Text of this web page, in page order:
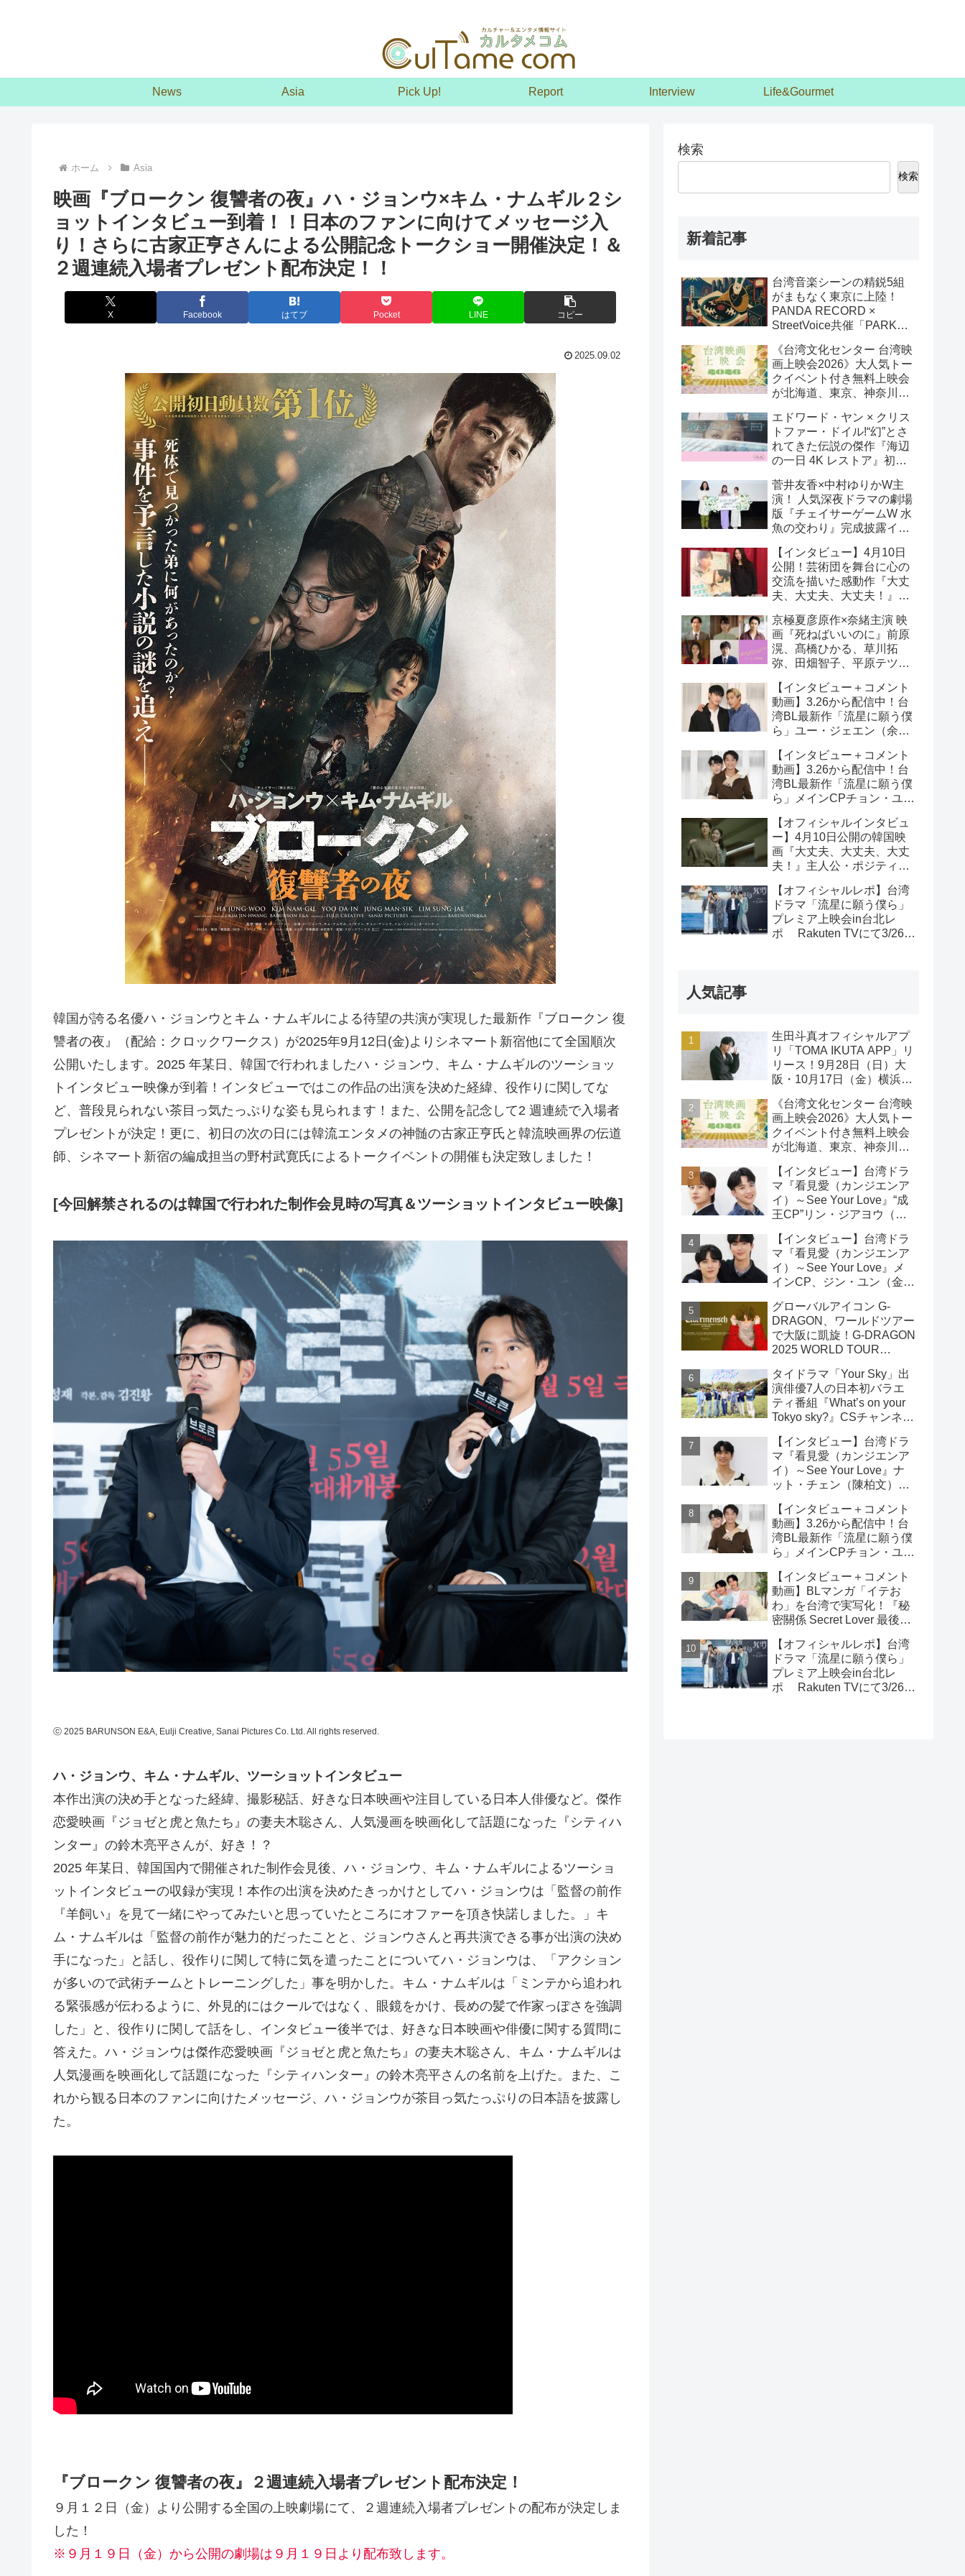
News Asia Pick Up! Report Interview Life&Gourmet
ホーム Asia
映画『ブロークン 復讐者の夜』ハ・ジョンウ×キム・ナムギル２シ
ョットインタビュー到着！！日本のファンに向けてメッセージ入
り！さらに古家正亨さんによる公開記念トークショー開催決定！＆
２週連続入場者プレゼント配布決定！！
X Facebook はてブ Pocket LINE コピー
2025.09.02
韓国が誇る名優ハ・ジョンウとキム・ナムギルによる待望の共演が実現した最新作『ブロークン 復
讐者の夜』（配給：クロックワークス）が2025年9月12日(金)よりシネマート新宿他にて全国順次
公開いたします。2025 年某日、韓国で行われましたハ・ジョンウ、キム・ナムギルのツーショッ
トインタビュー映像が到着！インタビューではこの作品の出演を決めた経緯、役作りに関してな
ど、普段見られない茶目っ気たっぷりな姿も見られます！また、公開を記念して2 週連続で入場者
プレゼントが決定！更に、初日の次の日には韓流エンタメの神髄の古家正亨氏と韓流映画界の伝道
師、シネマート新宿の編成担当の野村武寛氏によるトークイベントの開催も決定致しました！
[今回解禁されるのは韓国で行われた制作会見時の写真＆ツーショットインタビュー映像]
ⓒ 2025 BARUNSON E&A, Eulji Creative, Sanai Pictures Co. Ltd. All rights reserved.
ハ・ジョンウ、キム・ナムギル、ツーショットインタビュー
本作出演の決め手となった経緯、撮影秘話、好きな日本映画や注目している日本人俳優など。傑作
恋愛映画『ジョゼと虎と魚たち』の妻夫木聡さん、人気漫画を映画化して話題になった『シティハ
ンター』の鈴木亮平さんが、好き！？
2025 年某日、韓国国内で開催された制作会見後、ハ・ジョンウ、キム・ナムギルによるツーショ
ットインタビューの収録が実現！本作の出演を決めたきっかけとしてハ・ジョンウは「監督の前作
『羊飼い』を見て一緒にやってみたいと思っていたところにオファーを頂き快諾しました。」キ
ム・ナムギルは「監督の前作が魅力的だったことと、ジョンウさんと再共演できる事が出演の決め
手になった」と話し、役作りに関して特に気を遣ったことについてハ・ジョンウは、「アクション
が多いので武術チームとトレーニングした」事を明かした。キム・ナムギルは「ミンテから追われ
る緊張感が伝わるように、外見的にはクールではなく、眼鏡をかけ、長めの髪で作家っぽさを強調
した」と、役作りに関して話をし、インタビュー後半では、好きな日本映画や俳優に関する質問に
答えた。ハ・ジョンウは傑作恋愛映画『ジョゼと虎と魚たち』の妻夫木聡さん、キム・ナムギルは
人気漫画を映画化して話題になった『シティハンター』の鈴木亮平さんの名前を上げた。また、こ
れから観る日本のファンに向けたメッセージ、ハ・ジョンウが茶目っ気たっぷりの日本語を披露し
た。
『ブロークン 復讐者の夜』２週連続入場者プレゼント配布決定！
９月１２日（金）より公開する全国の上映劇場にて、２週連続入場者プレゼントの配布が決定しま
した！
※９月１９日（金）から公開の劇場は９月１９日より配布致します。
検索
検索
新着記事
台湾音楽シーンの精鋭5組
がまもなく東京に上陸！
PANDA RECORD ×
StreetVoice共催「PARK
好評発売中！
《台湾文化センター 台湾映
画上映会2026》大人気トー
クイベント付き無料上映会
が北海道、東京、神奈川、
決定!
エドワード・ヤン × クリス
トファー・ドイル!“幻”とさ
れてきた伝説の傑作『海辺
の一日 4K レストア』初の
『恐怖分子 デジタルリマス
ター』上映も!
菅井友香×中村ゆりかW主
演！ 人気深夜ドラマの劇場
版『チェイサーゲームW 水
魚の交わり』完成披露イベ
恋愛相談トーク開催！
【インタビュー】4月10日
公開！芸術団を舞台に心の
交流を描いた感動作『大丈
夫、大丈夫、大丈夫！』キ
ー
京極夏彦原作×奈緒主演 映
画『死ねばいいのに』前原
滉、髙橋ひかる、草川拓
弥、田畑智子、平原テツら
【インタビュー＋コメント
動画】3.26から配信中！台
湾BL最新作「流星に願う僕
ら」ユー・ジェエン（余杰
うた）インタビュー！サイ
ン入りチェキ読プレも
【インタビュー＋コメント
動画】3.26から配信中！台
湾BL最新作「流星に願う僕
ら」メインCPチョン・ユエ
ー・モンシュエン（初孟
軒） インタビュー！サイン
入りチェキ読プレも
【オフィシャルインタビュ
ー】4月10日公開の韓国映
画『大丈夫、大丈夫、大丈
夫！』主人公・ポジティブ
映画の見どころを紹介！
【オフィシャルレポ】台湾
ドラマ「流星に願う僕ら」
プレミア上映会in台北レ
ポ Rakuten TVにて3/26～
人気記事
生田斗真オフィシャルアプ
リ「TOMA IKUTA APP」リ
リース！9月28日（日）大
阪・10月17日（金）横浜に
ング開催！
《台湾文化センター 台湾映
画上映会2026》大人気トー
クイベント付き無料上映会
が北海道、東京、神奈川、
決定!
【インタビュー】台湾ドラ
マ『看見愛（カンジエンア
イ）～See Your Love』“成
王CP”リン・ジアヨウ（林
（林詠傑）インタビュー
【インタビュー】台湾ドラ
マ『看見愛（カンジエンア
イ）～See Your Love』メ
インCP、ジン・ユン（金
宇）インタビュー
グローバルアイコン G-
DRAGON、ワールドツアー
で大阪に凱旋！G-DRAGON
2025 WORLD TOUR
ENCORE 9月23日(火・
祝)18:00よりファンクラブ
先行受付開始！！
タイドラマ「Your Sky」出
演俳優7人の日本初バラエ
ティ番組『What’s on your
Tokyo sky?』CSチャンネ
日（日）19時30分 独占放
送！！
【インタビュー】台湾ドラ
マ『看見愛（カンジエンア
イ）～See Your Love』ナ
ット・チェン（陳柏文）イ
【インタビュー＋コメント
動画】3.26から配信中！台
湾BL最新作「流星に願う僕
ら」メインCPチョン・ユエ
ー・モンシュエン（初孟
軒） インタビュー！サイン
入りチェキ読プレも
【インタビュー＋コメント
動画】BLマンガ「イテお
わ」を台湾で実写化！『秘
密關係 Secret Lover 最後の
豪）＆Chance（成晞）イン
タビュー 12月26日(金)よ
りシネマート新宿ほか全国
公開！
【オフィシャルレポ】台湾
ドラマ「流星に願う僕ら」
プレミア上映会in台北レ
ポ Rakuten TVにて3/26～